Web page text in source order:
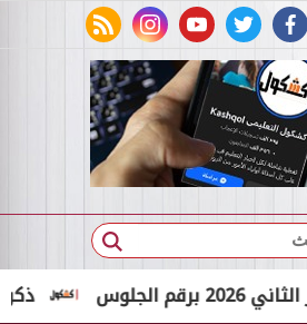
facebook
twitter
youtube
instagram
rss feed
ذكرى افتتاح